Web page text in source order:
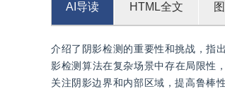
AI导读 HTML全文
介绍了阴影检测的重要性和挑战，指
影检测算法在复杂场景中存在局限性
关注阴影边界和内部区域，提高鲁棒